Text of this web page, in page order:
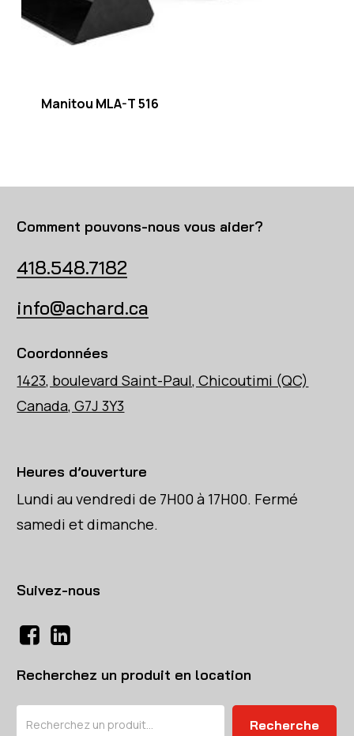
Manitou MLA-T 516
Comment pouvons-nous vous aider?
418.548.7182
info@achard.ca
Coordonnées
1423, boulevard Saint-Paul, Chicoutimi (QC)
Canada, G7J 3Y3
Heures d’ouverture
Lundi au vendredi de 7H00 à 17H00. Fermé
samedi et dimanche.
Suivez-nous
Recherchez un produit en location
Recherche